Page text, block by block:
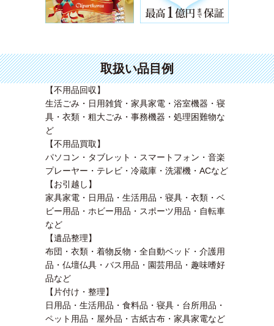
取扱い品目例
【不用品回収】
生活ごみ・日用雑貨・家具家電・浴室機器・寝
具・衣類・粗大ごみ・事務機器・処理困難物な
ど
【不用品買取】
パソコン・タブレット・スマートフォン・音楽
プレーヤー・テレビ・冷蔵庫・洗濯機・ACなど
【お引越し】
家具家電・日用品・生活用品・寝具・衣類・ベ
ビー用品・ホビー用品・スポーツ用品・自転車
など
【遺品整理】
布団・衣類・着物反物・全自動ベッド・介護用
品・仏壇仏具・バス用品・園芸用品・趣味嗜好
品など
【片付け・整理】
日用品・生活用品・食料品・寝具・台所用品・
ペット用品・屋外品・古紙古布・家具家電など